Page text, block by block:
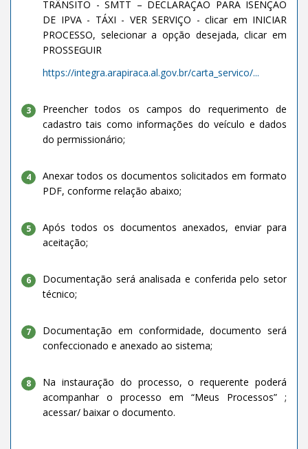
TRÂNSITO - SMTT – DECLARAÇÃO PARA ISENÇÃO
DE IPVA - TÁXI - VER SERVIÇO - clicar em INICIAR
PROCESSO, selecionar a opção desejada, clicar em
PROSSEGUIR
https://integra.arapiraca.al.gov.br/carta_servico/...
3
Preencher todos os campos do requerimento de
cadastro tais como informações do veículo e dados
do permissionário;
4
Anexar todos os documentos solicitados em formato
PDF, conforme relação abaixo;
5
Após todos os documentos anexados, enviar para
aceitação;
6
Documentação será analisada e conferida pelo setor
técnico;
7
Documentação em conformidade, documento será
confeccionado e anexado ao sistema;
8
Na instauração do processo, o requerente poderá
acompanhar o processo em “Meus Processos” ;
acessar/ baixar o documento.